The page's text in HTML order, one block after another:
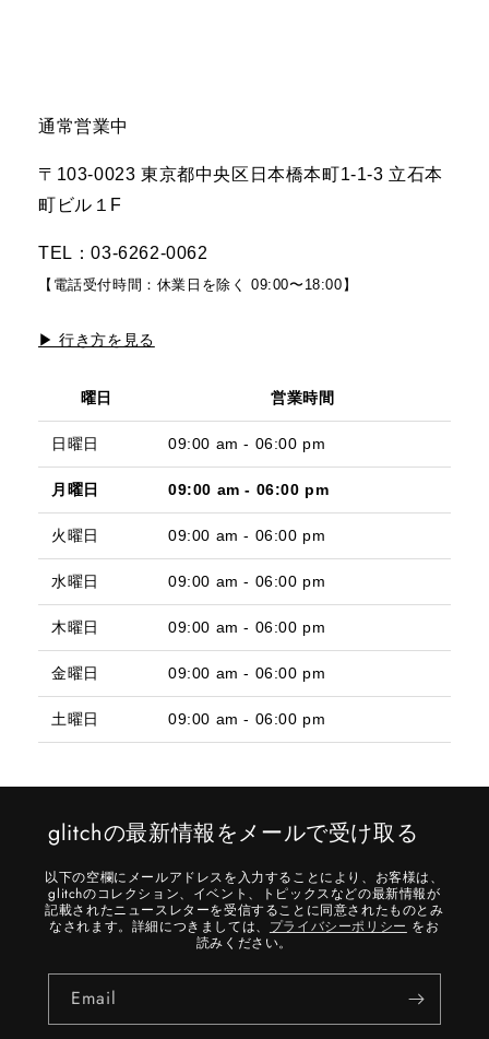
通常営業中
〒103-0023 東京都中央区日本橋本町1-1-3 立石本
町ビル１F
TEL：03-6262-0062
【電話受付時間：休業日を除く 09:00〜18:00】
▶ 行き方を見る
曜日 営業時間
日曜日 09:00 am - 06:00 pm
月曜日 09:00 am - 06:00 pm
火曜日 09:00 am - 06:00 pm
水曜日 09:00 am - 06:00 pm
木曜日 09:00 am - 06:00 pm
金曜日 09:00 am - 06:00 pm
土曜日 09:00 am - 06:00 pm
glitchの最新情報をメールで受け取る
以下の空欄にメールアドレスを入力することにより、お客様は、
glitchのコレクション、イベント、トピックスなどの最新情報が
記載されたニュースレターを受信することに同意されたものとみ
なされます。詳細につきましては、 プライバシーポリシー をお
読みください。
Email